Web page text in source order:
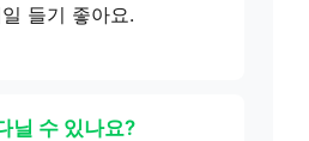
들기 좋아요.
닐 수 있나요?